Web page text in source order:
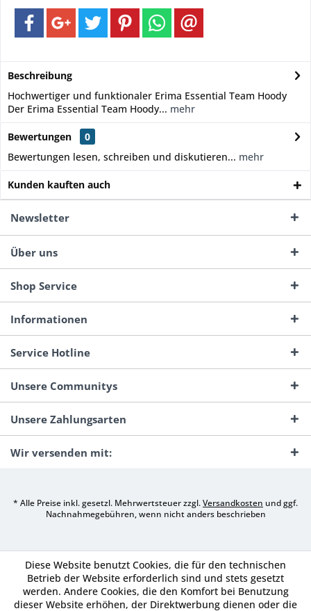
Beschreibung
Hochwertiger und funktionaler Erima Essential Team Hoody
Der Erima Essential Team Hoody... mehr
Bewertungen
0
Bewertungen lesen, schreiben und diskutieren... mehr
Kunden kauften auch
Newsletter
Über uns
Shop Service
Informationen
Service Hotline
Unsere Communitys
Unsere Zahlungsarten
Wir versenden mit:
* Alle Preise inkl. gesetzl. Mehrwertsteuer zzgl.Versandkosten und ggf.
Nachnahmegebühren, wenn nicht anders beschrieben
Diese Website benutzt Cookies, die für den technischen
Betrieb der Website erforderlich sind und stets gesetzt
werden. Andere Cookies, die den Komfort bei Benutzung
dieser Website erhöhen, der Direktwerbung dienen oder die